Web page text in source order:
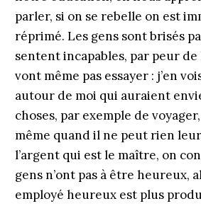
parler, si on se rebelle on est
réprimé. Les gens sont brisés
sentent incapables, par peur de
vont même pas essayer : j’en
autour de moi qui auraient
choses, par exemple de
même quand il ne peut rien
l’argent qui est le maître, on
gens n’ont pas à être heureux,
employé heureux est plus